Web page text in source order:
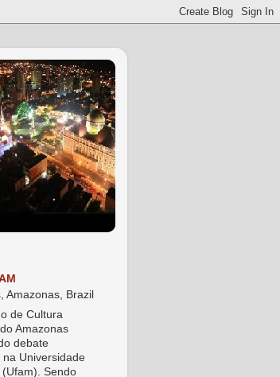
Amazonas, Brazil
de Cultura
Amazonas
debate
Universidade
Sendo